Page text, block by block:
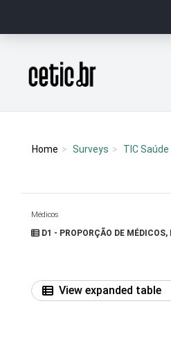
Página inicial
Home Surveys TIC Saúde
Médicos
D1 - PROPORÇÃO DE MÉDICOS,
View expanded table